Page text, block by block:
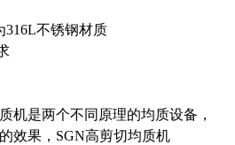
316L不锈钢材质
机是两个不同原理的均质设备，
效果，SGN高剪切均质机